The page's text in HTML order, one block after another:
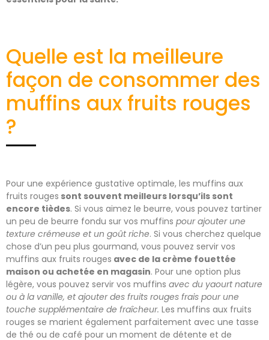
Quelle est la meilleure
façon de consommer des
muffins aux fruits rouges
?
Pour une expérience gustative optimale, les muffins aux
fruits rouges sont souvent meilleurs lorsqu’ils sont
encore tièdes. Si vous aimez le beurre, vous pouvez tartiner
un peu de beurre fondu sur vos muffins pour ajouter une
texture crémeuse et un goût riche. Si vous cherchez quelque
chose d’un peu plus gourmand, vous pouvez servir vos
muffins aux fruits rouges avec de la crème fouettée
maison ou achetée en magasin. Pour une option plus
légère, vous pouvez servir vos muffins avec du yaourt nature
ou à la vanille, et ajouter des fruits rouges frais pour une
touche supplémentaire de fraîcheur. Les muffins aux fruits
rouges se marient également parfaitement avec une tasse
de thé ou de café pour un moment de détente et de